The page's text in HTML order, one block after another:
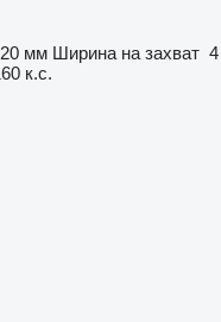
мм Ширина на захват 4
к.с.